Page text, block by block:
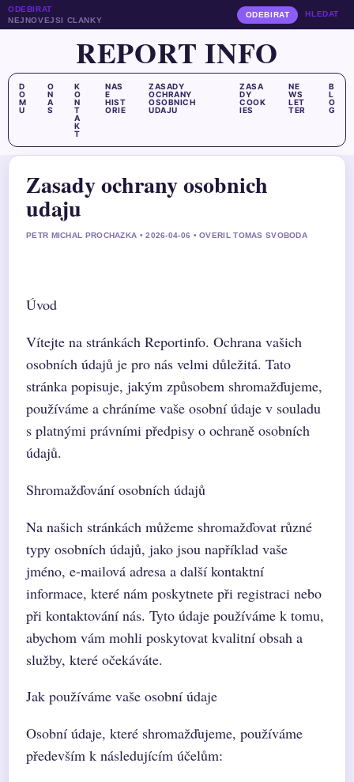
ODEBIRAT
NEJNOVEJSI CLANKY
ODEBIRAT HLEDAT
REPORT INFO
D
O
M
U
O
N
A
S
K
O
N
T
A
K
T
NAS
E
HIST
ORIE
ZASADY
OCHRANY
OSOBNICH
UDAJU
ZASA
DY
COOK
IES
NE
WS
LET
TER
B
L
O
G
Zasady ochrany osobnich
udaju
PETR MICHAL PROCHAZKA • 2026-04-06 • OVERIL TOMAS SVOBODA
Úvod
Vítejte na stránkách Reportinfo. Ochrana vašich
osobních údajů je pro nás velmi důležitá. Tato
stránka popisuje, jakým způsobem shromažďujeme,
používáme a chráníme vaše osobní údaje v souladu
s platnými právními předpisy o ochraně osobních
údajů.
Shromažďování osobních údajů
Na našich stránkách můžeme shromažďovat různé
typy osobních údajů, jako jsou například vaše
jméno, e-mailová adresa a další kontaktní
informace, které nám poskytnete při registraci nebo
při kontaktování nás. Tyto údaje používáme k tomu,
abychom vám mohli poskytovat kvalitní obsah a
služby, které očekáváte.
Jak používáme vaše osobní údaje
Osobní údaje, které shromažďujeme, používáme
především k následujícím účelům: